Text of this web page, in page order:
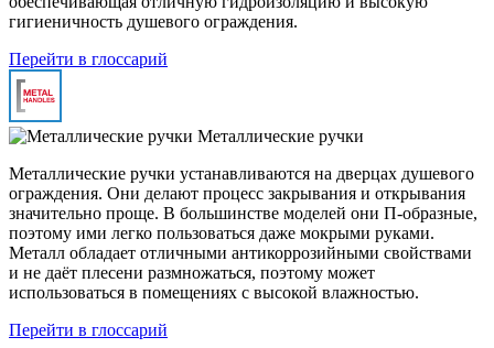
гигиеничность душевого ограждения.
Перейти в глоссарий
Металлические ручки
Металлические ручки устанавливаются на дверцах душевого
ограждения. Они делают процесс закрывания и открывания
значительно проще. В большинстве моделей они П-образные,
поэтому ими легко пользоваться даже мокрыми руками.
Металл обладает отличными антикоррозийными свойствами
и не даёт плесени размножаться, поэтому может
использоваться в помещениях с высокой влажностью.
Перейти в глоссарий